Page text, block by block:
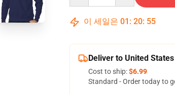
이 세일은 01 : 20: 54
Deliver to United States
Cost to ship:$6.99
Standard - Order today to